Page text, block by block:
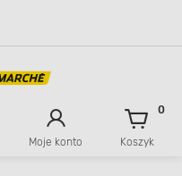
Moje konto Koszyk
0